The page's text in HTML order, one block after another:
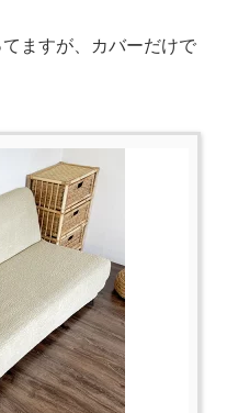
ますが、カバーだけで